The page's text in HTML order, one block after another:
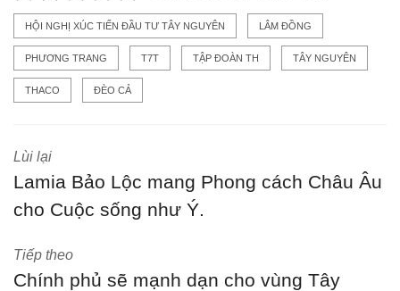
HỘI NGHỊ XÚC TIẾN ĐẦU TƯ TÂY NGUYÊN LÂM ĐỒNG
PHƯƠNG TRANG T7T TẬP ĐOÀN TH TÂY NGUYÊN
THACO ĐÈO CẢ
Lùi lại
Lamia Bảo Lộc mang Phong cách Châu Âu
cho Cuộc sống như Ý.
Tiếp theo
Chính phủ sẽ mạnh dạn cho vùng Tây